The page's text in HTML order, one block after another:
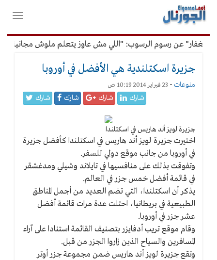
القائمة
الرئيسية
فتح
عن رسوم الرسوب: "اللي مش عاوز يتعلم ملوش مجانية"
جزيرة اسكتلندية هي الأفضل في أوروبا
منوعات - 23 فبراير 2014 10:19 ص
شارك شارك شارك شارك
جزيرة لويز أند هاريس في اسكتلندا
اختيرت جزيرة لويز أند هاريس في اسكتلندا كأفضل جزيرة
في أوروبا من جانب موقع دولي للسفر.
وتفوقت بذلك على منافسيها في تايلاند وشيلي ومدغشقر
في قائمة أفضل خمس جزر في العالم.
يذكر أن اسكتلندا، التي تضم العديد من أجمل المناطق
الطبيعية في بريطانيا، احتلت عدة مرات قائمة أفضل
عشر جزر في أوروبا.
وقام موقع تريب أدفايزر بتصنيف القائمة استنادا على آراء
المسافرين والسياح الذين زاروا الجزر من قبل.
وتقع جزيرة لويز أند هاريس ضمن مجموعة جزر أوتر